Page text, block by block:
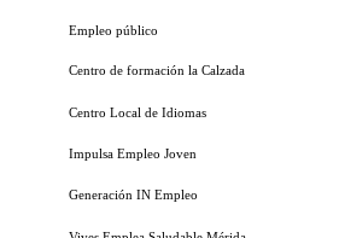
Empleo público
Centro de formación la Calzada
Centro Local de Idiomas
Impulsa Empleo Joven
Generación IN Empleo